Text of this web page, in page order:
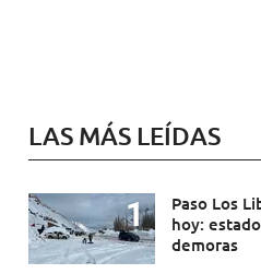
LAS MÁS LEÍDAS
Paso Los
hoy:
demoras